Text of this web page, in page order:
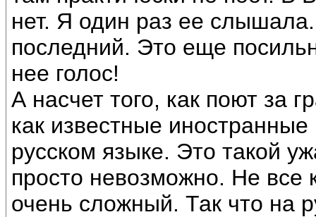
нет. Я один раз ее
последний. Это еще
нее голос!
А насчет того, как поют за
как известные
русском языке. Это такой
просто невозможно. Не все
очень сложный. Так что на